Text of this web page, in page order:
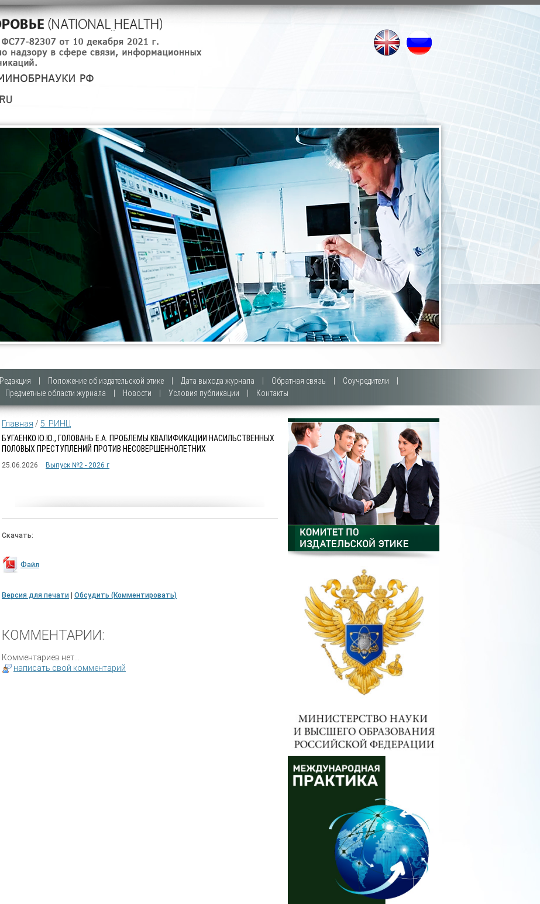
Редакция Положение об издательской этике Дата выхода журнала Обратная связь Соучредители
Предметные области журнала
Новости Условия публикации Контакты
Главная / 5. РИНЦ
БУГАЕНКО Ю.Ю., ГОЛОВАНЬ Е.А. ПРОБЛЕМЫ КВАЛИФИКАЦИИ НАСИЛЬСТВЕННЫХ
ПОЛОВЫХ ПРЕСТУПЛЕНИЙ ПРОТИВ НЕСОВЕРШЕННОЛЕТНИХ
25.06.2026 Выпуск №2 - 2026 г
Скачать:
Файл
Версия для печати Обсудить (Комментировать)
КОММЕНТАРИИ:
Комментариев нет...
написать свой комментарий